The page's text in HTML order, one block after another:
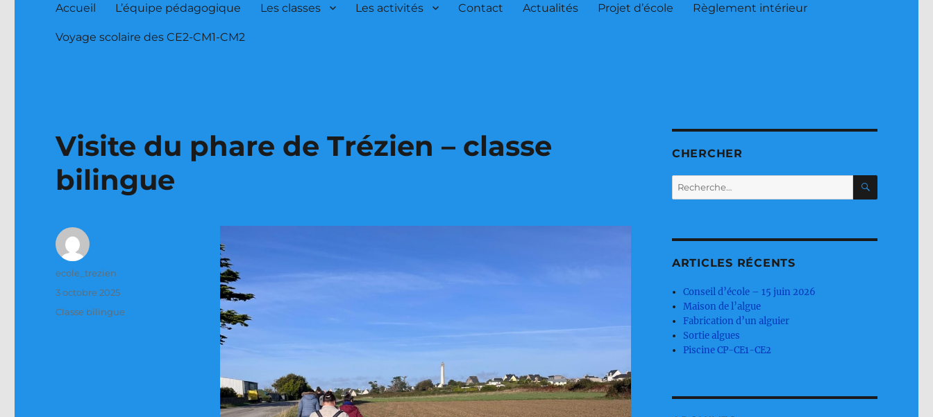
Accueil L’équipe pédagogique Les classes Les activités Contact Actualités Projet d’école Règlement intérieur
Voyage scolaire des CE2-CM1-CM2
Visite du phare de Trézien – classe
bilingue
Auteur
ecole_trezien
Publié
le
3 octobre 2025
Catégories
Classe bilingue
CHERCHER
Recherche
pour :
ARTICLES RÉCENTS
Conseil d’école – 15 juin 2026
Maison de l’algue
Fabrication d’un alguier
Sortie algues
Piscine CP-CE1-CE2